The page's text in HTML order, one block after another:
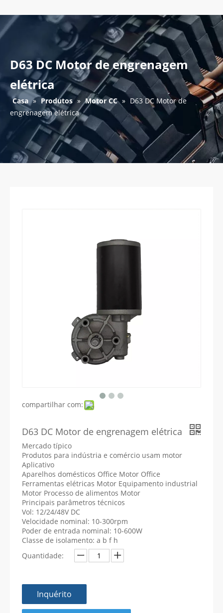
D63 DC Motor de engrenagem
elétrica
Casa » Produtos » Motor CC » D63 DC Motor de
engrenagem elétrica
compartilhar com:
D63 DC Motor de engrenagem elétrica
Mercado típico
Produtos para indústria e comércio usam motor
Aplicativo
Aparelhos domésticos Office Motor Office
Ferramentas elétricas Motor Equipamento industrial
Motor Processo de alimentos Motor
Principais parâmetros técnicos
Vol: 12/24/48V DC
Velocidade nominal: 10-300rpm
Poder de entrada nominal: 10-600W
Classe de isolamento: a b f h
Quantidade:
Inquérito